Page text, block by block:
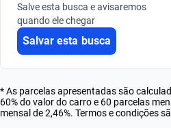
Busque por versão
Salve esta busca e avisaremos
quando ele chegar
Salvar esta busca
* As parcelas apresentadas são
60% do valor do carro e 60 parcelas
mensal de 2,46%. Termos e condições